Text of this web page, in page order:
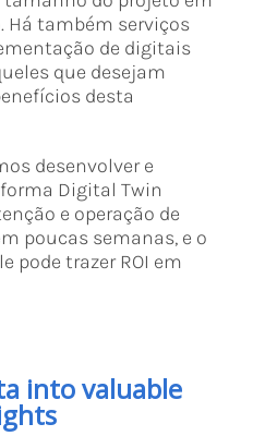
Há também serviços
de digitais
que desejam
desta
desenvolver e
Digital Twin
e operação de
poucas semanas, e o
pode trazer ROI em
into valuable